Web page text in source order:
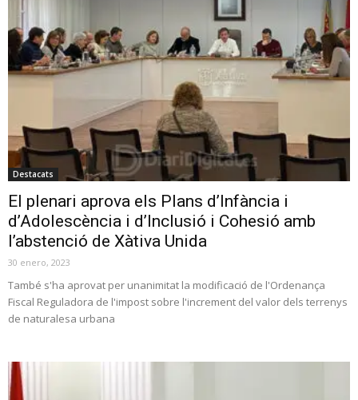
Destacats
El plenari aprova els Plans d’Infància i
d’Adolescència i d’Inclusió i Cohesió amb
l’abstenció de Xàtiva Unida
30 enero, 2023
També s'ha aprovat per unanimitat la modificació de l'Ordenança
Fiscal Reguladora de l'impost sobre l'increment del valor dels terrenys
de naturalesa urbana